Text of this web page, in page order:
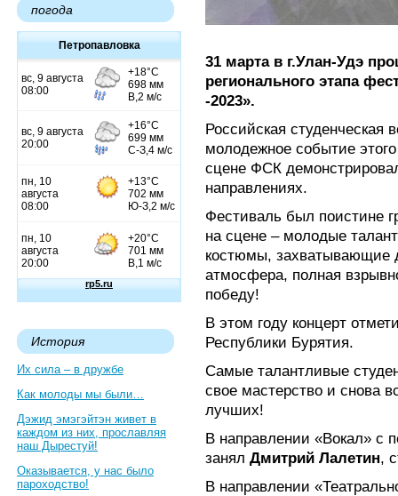
погода
Петропавловка
История
Их сила – в дружбе
Как молоды мы были…
Дэжид эмэгэйтэн живет в
каждом из них, прославляя
наш Дырестуй!
Оказывается, у нас было
пароходство!
31 марта в г.Улан-Удэ
регионального этапа
-2023».
Российская студенческая
молодежное событие
сцене ФСК
направлениях.
Фестиваль был поистине
на сцене – молодые
костюмы, захватывающие
атмосфера, полная
победу!
В этом году концерт
Республики Бурятия.
Самые талантливые
свое мастерство и снова
лучших!
В направлении «Вокал» с
занял Дмитрий Лалетин,
В направлении